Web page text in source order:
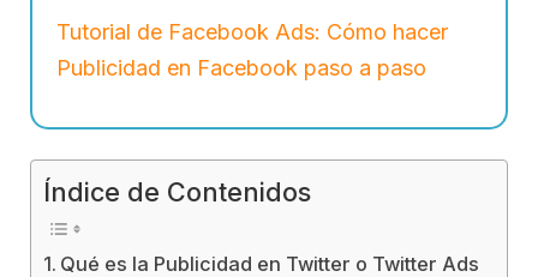
Tutorial de Facebook Ads: Cómo hacer
Publicidad en Facebook paso a paso
Índice de Contenidos
Qué es la Publicidad en Twitter o Twitter Ads